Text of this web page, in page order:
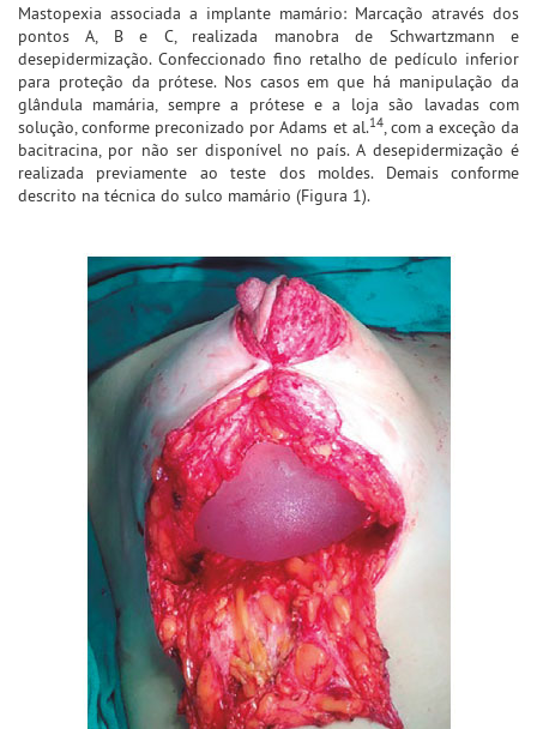
Mastopexia associada a implante mamário: Marcação através dos
pontos A, B e C, realizada manobra de Schwartzmann e
desepidermização. Confeccionado fino retalho de pedículo inferior
para proteção da prótese. Nos casos em que há manipulação da
glândula mamária, sempre a prótese e a loja são lavadas com
solução, conforme preconizado por Adams et al.14, com a exceção da
bacitracina, por não ser disponível no país. A desepidermização é
realizada previamente ao teste dos moldes. Demais conforme
descrito na técnica do sulco mamário (Figura 1).